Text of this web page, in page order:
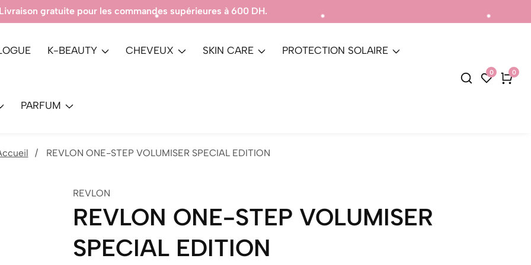
Produits 100% Authentique.
K-BEAUTY CHEVEUX SKIN CARE PROTECTION SOLAIRE
PARFUM
0 0
0
REVLON ONE-STEP VOLUMISER SPECIAL EDITION
REVLON
REVLON ONE-STEP VOLUMISER
SPECIAL EDITION